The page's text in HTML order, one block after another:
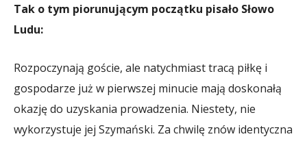
Tak o tym piorunującym początku pisało Słowo
Ludu:
Rozpoczynają goście, ale natychmiast tracą piłkę i
gospodarze już w pierwszej minucie mają doskonałą
okazję do uzyskania prowadzenia. Niestety, nie
wykorzystuje jej Szymański. Za chwilę znów identyczna